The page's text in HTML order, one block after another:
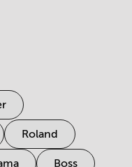
Roland
Boss